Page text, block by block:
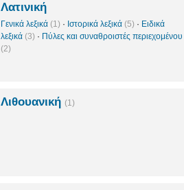
Λατινική
Γενικά λεξικά (1) · Ιστορικά λεξικά (5) · Ειδικά
λεξικά (3) · Πύλες και συναθροιστές περιεχομένου
(2)
Λιθουανική (1)